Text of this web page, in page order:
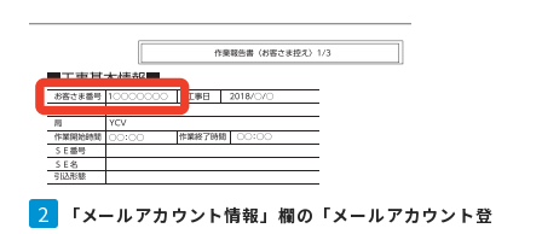
2
「メールアカウント情報」欄の「メールアカウント登